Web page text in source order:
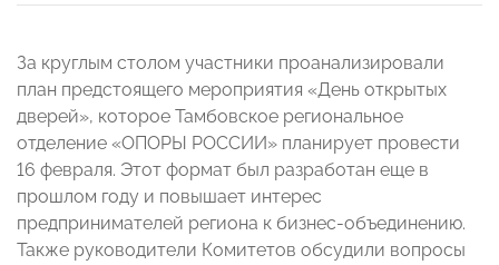
За круглым столом участники проанализировали
план предстоящего мероприятия «День открытых
дверей», которое Тамбовское региональное
отделение «ОПОРЫ РОССИИ» планирует провести
16 февраля. Этот формат был разработан еще в
прошлом году и повышает интерес
предпринимателей региона к бизнес-объединению.
Также руководители Комитетов обсудили вопросы